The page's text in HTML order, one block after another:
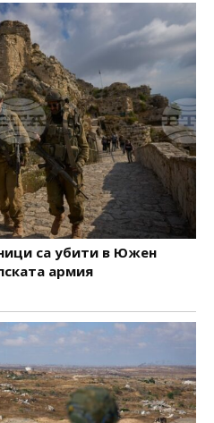
са убити в Южен
армия